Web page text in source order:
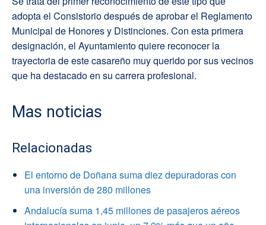
adopta el Consistorio después de aprobar el Reglamento
Municipal de Honores y Distinciones. Con esta primera
designación, el Ayuntamiento quiere reconocer la
trayectoria de este casareño muy querido por sus vecinos
que ha destacado en su carrera profesional.
Mas noticias
Relacionadas
El entorno de Doñana suma diez depuradoras con
una inversión de 280 millones
Andalucía suma 1,45 millones de pasajeros aéreos